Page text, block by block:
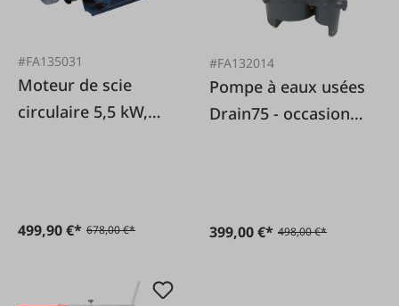
#FA135031
Moteur de scie
circulaire 5,5 kW,
499,90 €* 678,00 €*
#FA132014
Pompe à eaux usées
Drain75 - occasion
399,00 €* 498,00 €*